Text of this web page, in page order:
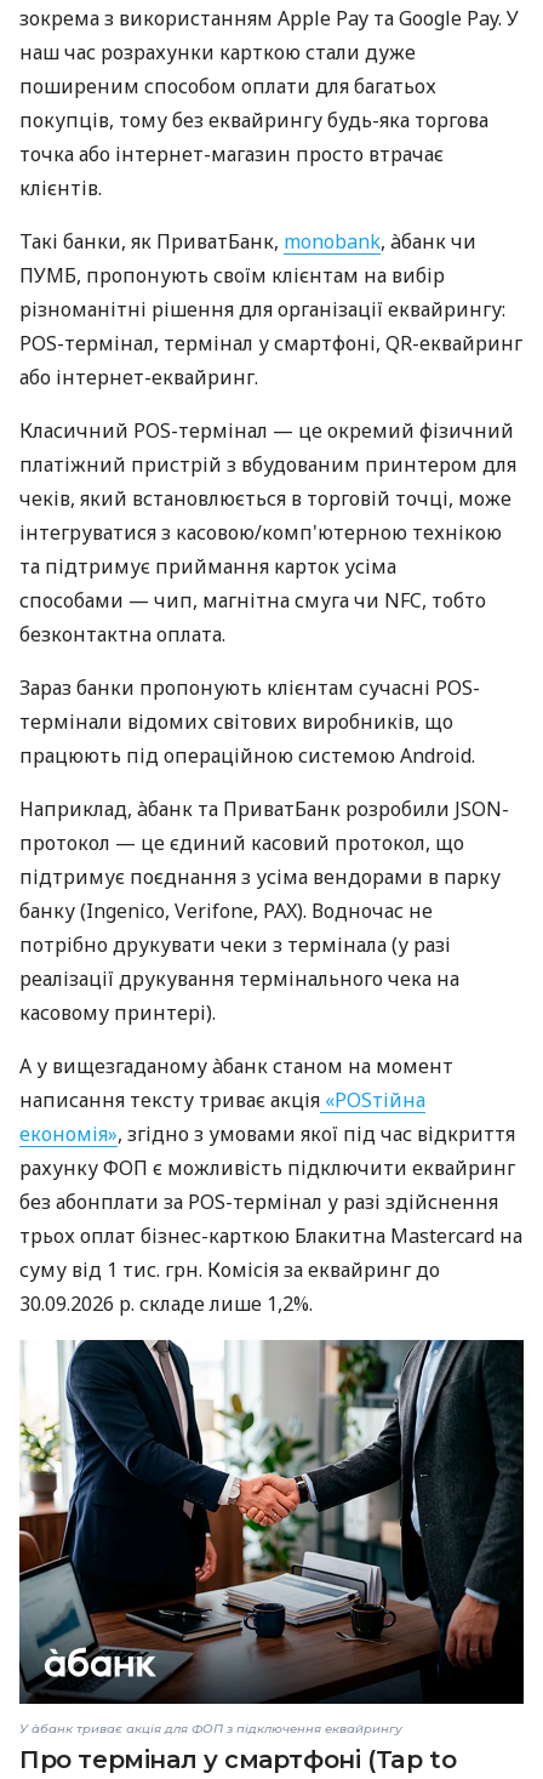
зокрема з використанням Apple Pay та Google Pay. У
наш час розрахунки карткою стали дуже
поширеним способом оплати для багатьох
покупців, тому без еквайрингу будь-яка торгова
точка або інтернет-магазин просто втрачає
клієнтів.
Такі банки, як ПриватБанк, monobank, àбанк чи
ПУМБ, пропонують своїм клієнтам на вибір
різноманітні рішення для організації еквайрингу:
POS-термінал, термінал у смартфоні, QR-еквайринг
або інтернет-еквайринг.
Класичний POS-термінал — це окремий фізичний
платіжний пристрій з вбудованим принтером для
чеків, який встановлюється в торговій точці, може
інтегруватися з касовою/комп'ютерною технікою
та підтримує приймання карток усіма
способами — чип, магнітна смуга чи NFC, тобто
безконтактна оплата.
Зараз банки пропонують клієнтам сучасні POS-
термінали відомих світових виробників, що
працюють під операційною системою Android.
Наприклад, àбанк та ПриватБанк розробили JSON-
протокол — це єдиний касовий протокол, що
підтримує поєднання з усіма вендорами в парку
банку (Ingenico, Verifone, PAX). Водночас не
потрібно друкувати чеки з термінала (у разі
реалізації друкування термінального чека на
касовому принтері).
А у вищезгаданому àбанк станом на момент
написання тексту триває акція «POSтійна
економія», згідно з умовами якої під час відкриття
рахунку ФОП є можливість підключити еквайринг
без абонплати за POS-термінал у разі здійснення
трьох оплат бізнес-карткою Блакитна Mastercard на
суму від 1 тис. грн. Комісія за еквайринг до
30.09.2026 р. складе лише 1,2%.
У àбанк триває акція для ФОП з підключення еквайрингу
Про термінал у смартфоні (Tap to